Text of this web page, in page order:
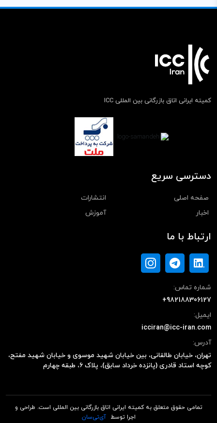
کمیته ایرانی اتاق بازرگانی بین المللی ICC
دسترسی سریع
صفحه اصلی
انتشارات
اخبار
آموزش
ارتباط با ما
شماره تماس:
+982188306127
ایمیل:
icciran@icc-iran.com
آدرس:
تهران، خیابان طالقانی، بین خیابان شهید موسوی و خیابان شهید مفتح،
کوچه استاد قادری (پانزده خرداد سابق)، پلاک ۶، طبقه چهارم
تمامی حقوق متعلق به کمیته ایرانی اتاق بازرگانی بین المللی است. طراحی و
اجرا توسط
آی‌تی‌سان